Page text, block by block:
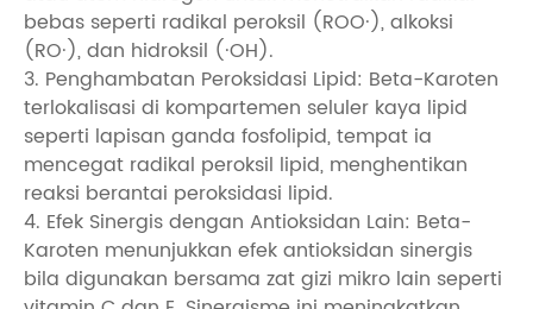
bebas seperti radikal peroksil (ROO·), alkoksi
(RO·), dan hidroksil (·OH).
3. Penghambatan Peroksidasi Lipid: Beta-Karoten
terlokalisasi di kompartemen seluler kaya lipid
seperti lapisan ganda fosfolipid, tempat ia
mencegat radikal peroksil lipid, menghentikan
reaksi berantai peroksidasi lipid.
4. Efek Sinergis dengan Antioksidan Lain: Beta-
Karoten menunjukkan efek antioksidan sinergis
bila digunakan bersama zat gizi mikro lain seperti